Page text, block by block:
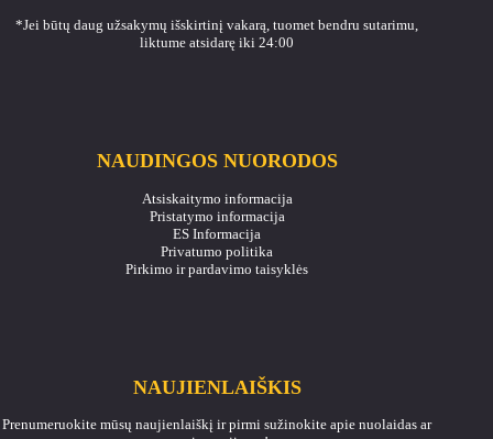
*Jei būtų daug užsakymų išskirtinį vakarą, tuomet bendru sutarimu,
liktume atsidarę iki 24:00
NAUDINGOS NUORODOS
Atsiskaitymo informacija
Pristatymo informacija
ES Informacija
Privatumo politika
Pirkimo ir pardavimo taisyklės
NAUJIENLAIŠKIS
Prenumeruokite mūsų naujienlaiškį ir pirmi sužinokite apie nuolaidas ar